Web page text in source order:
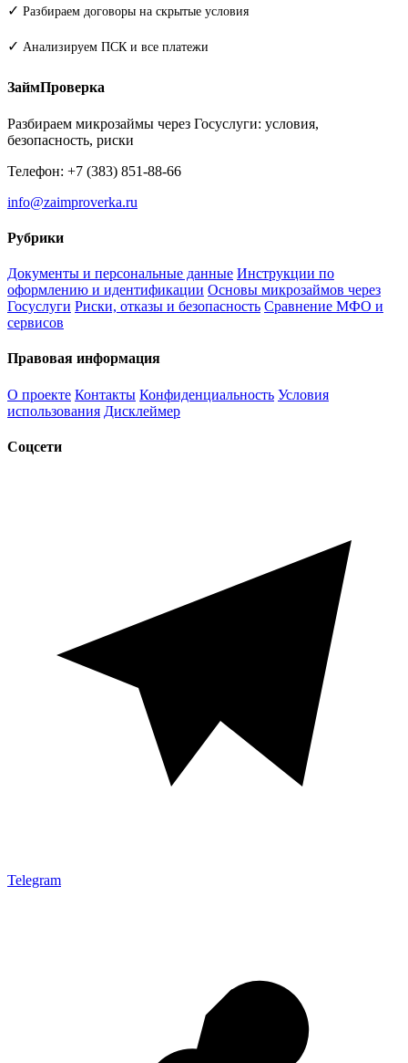
✓ Разбираем договоры на скрытые условия
✓ Анализируем ПСК и все платежи
ЗаймПроверка
Разбираем микрозаймы через Госуслуги: условия,
безопасность, риски
Телефон: +7 (383) 851-88-66
info@zaimproverka.ru
Рубрики
Документы и персональные данные Инструкции по
оформлению и идентификации Основы микрозаймов через
Госуслуги Риски, отказы и безопасность Сравнение МФО и
сервисов
Правовая информация
О проекте Контакты Конфиденциальность Условия
использования Дисклеймер
Соцсети
Telegram